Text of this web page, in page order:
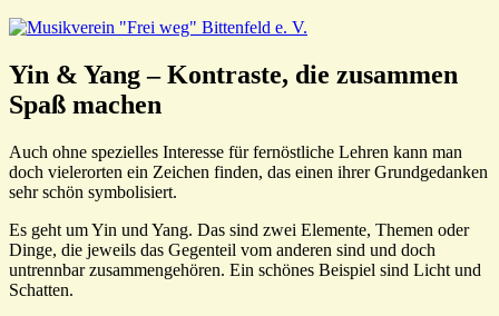
Yin & Yang – Kontraste, die zusammen
Spaß machen
Auch ohne spezielles Interesse für fernöstliche Lehren kann man
doch vielerorten ein Zeichen finden, das einen ihrer Grundgedanken
sehr schön symbolisiert.
Es geht um Yin und Yang. Das sind zwei Elemente, Themen oder
Dinge, die jeweils das Gegenteil vom anderen sind und doch
untrennbar zusammengehören. Ein schönes Beispiel sind Licht und
Schatten.